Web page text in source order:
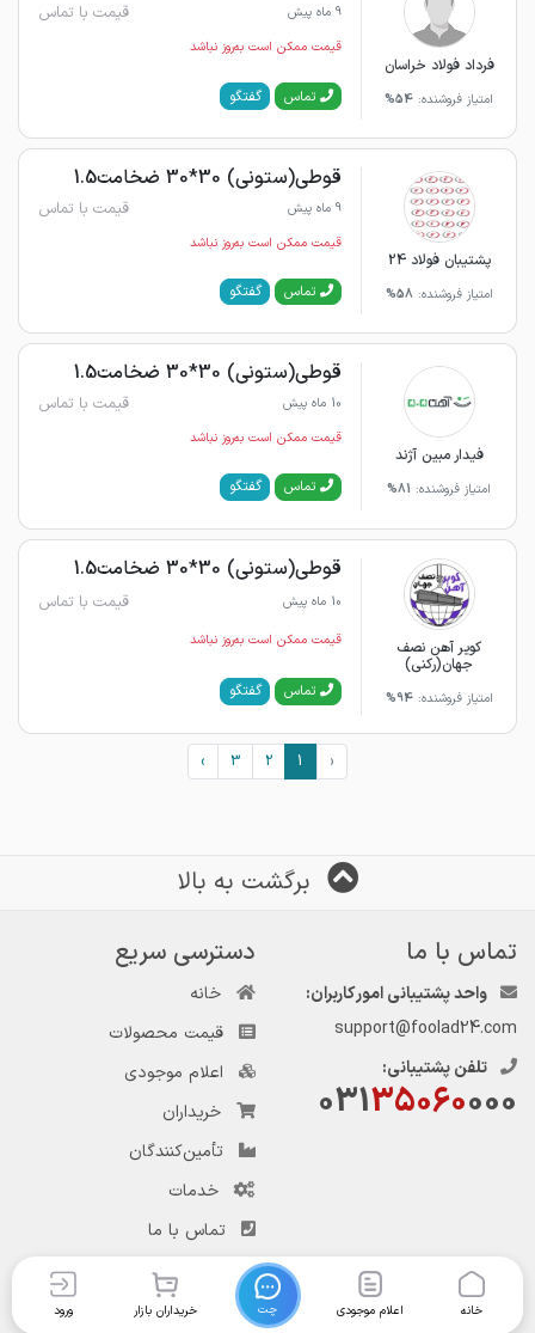
فرداد فولاد خراسان
امتیاز فروشنده: 54%
9 ماه پیش قیمت با تماس
قیمت ممکن است به‌روز نباشد
تماس گفتگو
پشتیبان فولاد 24
امتیاز فروشنده: 58%
قوطی(ستونی) 30*30 ضخامت1.5
9 ماه پیش قیمت با تماس
قیمت ممکن است به‌روز نباشد
تماس گفتگو
فیدار مبین آژند
امتیاز فروشنده: 81%
قوطی(ستونی) 30*30 ضخامت1.5
10 ماه پیش قیمت با تماس
قیمت ممکن است به‌روز نباشد
تماس گفتگو
کویر آهن نصف
جهان(رکنی)
امتیاز فروشنده:94%
قوطی(ستونی) 30*30 ضخامت1.5
10 ماه پیش قیمت با تماس
قیمت ممکن است به‌روز نباشد
تماس گفتگو
‹
1
2
3
›
برگشت به بالا
تماس با ما
واحد پشتیبانی امور کاربران:
support@foolad24.com
تلفن پشتیبانی:
03135060000
دسترسی سریع
خانه
قیمت محصولات
اعلام موجودی
خریداران
تأمین‌کنندگان
خدمات
تماس با ما
خانه اعلام موجودی چت خریداران بازار ورود